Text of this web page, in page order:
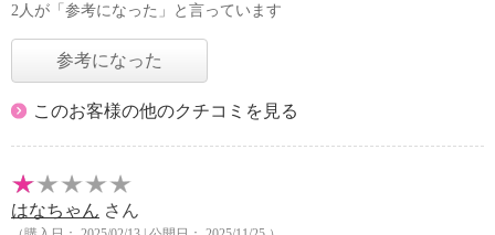
2人が「参考になった」と言っています
参考になった
このお客様の他のクチコミを見る
はなちゃん さん